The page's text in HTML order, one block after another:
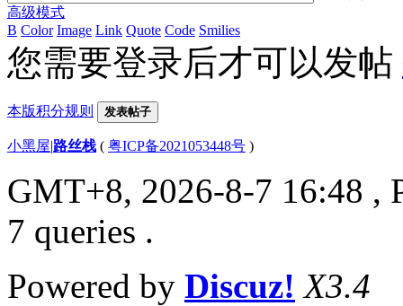
高级模式
B Color Image Link Quote Code Smilies
您需要登录后才可以发帖
本版积分规则 发表帖子
小黑屋|路丝栈 ( 粤ICP备2021053448号 )
GMT+8, 2026-8-7 16:48 ,
7 queries .
Powered by Discuz! X3.4